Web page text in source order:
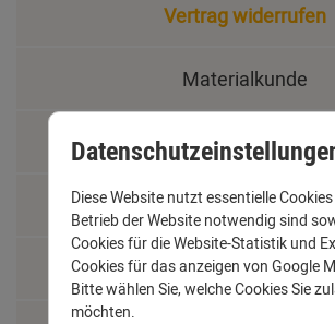
Vertrag widerrufen
Materialkunde
Fachbegriffe
Jobs
Montage und
Diese Website nutzt essentielle
Betrieb der Website notwendig sind
Cookies für die Website-Statistik und
Cookies für das anzeigen von Google
Bitte wählen Sie, welche Cookies Sie
möchten.